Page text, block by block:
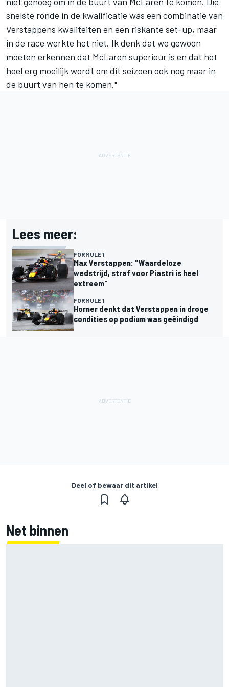
snelste ronde in de kwalificatie was een combinatie van
Verstappens kwaliteiten en een riskante set-up, maar
in de race werkte het niet. Ik denk dat we gewoon
moeten erkennen dat McLaren superieur is en dat het
heel erg moeilijk wordt om dit seizoen ook nog maar in
de buurt van hen te komen."
Lees meer:
FORMULE 1
Max Verstappen: "Waardeloze
wedstrijd, straf voor Piastri is heel
extreem"
FORMULE 1
Horner denkt dat Verstappen in droge
condities op podium was geëindigd
Deel of bewaar dit artikel
Net binnen